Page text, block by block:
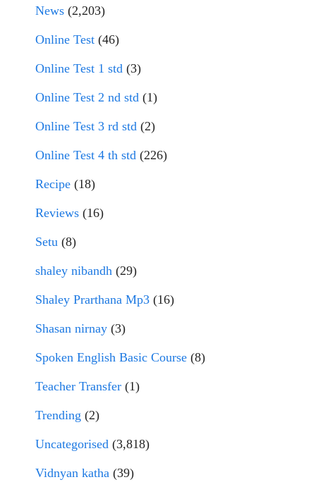
News (2,203)
Online Test (46)
Online Test 1 std (3)
Online Test 2 nd std (1)
Online Test 3 rd std (2)
Online Test 4 th std (226)
Recipe (18)
Reviews (16)
Setu (8)
shaley nibandh (29)
Shaley Prarthana Mp3 (16)
Shasan nirnay (3)
Spoken English Basic Course (8)
Teacher Transfer (1)
Trending (2)
Uncategorised (3,818)
Vidnyan katha (39)